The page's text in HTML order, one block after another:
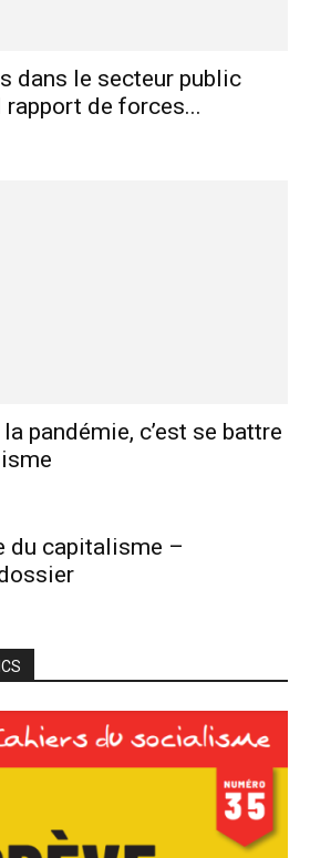
dans le secteur public
rapport de forces...
pandémie, c’est se battre
du capitalisme –